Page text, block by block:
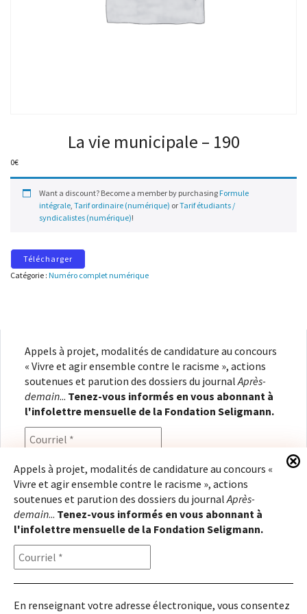
La vie municipale – 190
0€
Want a discount? Become a member by purchasing Formule
intégrale, Tarif ordinaire (numérique) orTarif étudiants /
syndicalistes (numérique)!
Télécharger
Catégorie : Numéro complet numérique
Appels à projet, modalités de candidature au concours
« Vivre et agir ensemble contre le racisme », actions
soutenues et parution des dossiers du journal Après-
demain... Tenez-vous informés en vous abonnant à
l'infolettre mensuelle de la Fondation Seligmann.
En renseignant votre adresse électronique, vous
consentez à recevoir l'infolettre de la Fondation
Seligmann, conformément à notrepolitique de
confidentialité. Il vous sera possible de vous
désabonner à tout moment.
Appels à projet, modalités de candidature au concours «
Vivre et agir ensemble contre le racisme », actions
soutenues et parution des dossiers du journalAprès-
demain... Tenez-vous informés en vous abonnant à
l'infolettre mensuelle de la Fondation Seligmann.
En renseignant votre adresse électronique, vous consentez